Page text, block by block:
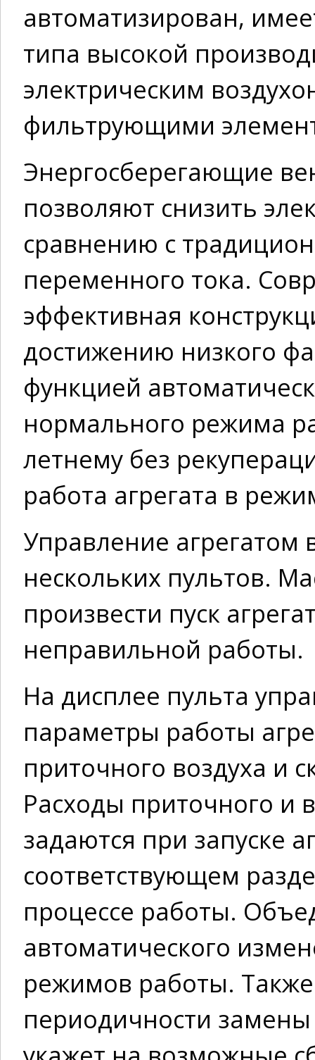
автоматизирован,
типа высокой
электрическим
фильтрующими
Энергосберегающие
позволяют снизить
сравнению с
переменного тока.
эффективная
достижению низкого
функцией
нормального режима
летнему без
работа агрегата в
Управление агрегатом
нескольких пультов.
произвести пуск
неправильной работы.
На дисплее пульта
параметры работы
приточного воздуха и
Расходы приточного и
задаются при запуске
соответствующем
процессе работы.
автоматического
режимов работы.
периодичности